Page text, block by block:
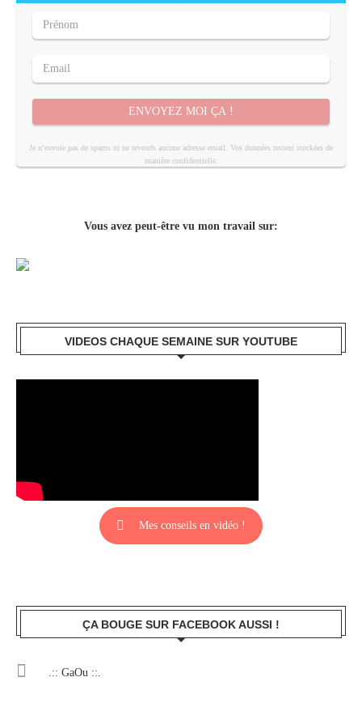
ENVOYEZ MOI ÇA !
Je n’envoie pas de spams ni ne revends aucune adresse email. Vos données restent stockées de
manière confidentielle.
Vous avez peut-être vu mon travail sur:
VIDEOS CHAQUE SEMAINE SUR YOUTUBE
Mes conseils en vidéo !
ÇA BOUGE SUR FACEBOOK AUSSI !
.:: GaOu ::.